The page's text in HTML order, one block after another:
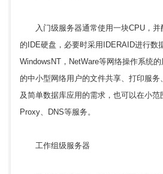
入门级服务器通常使用一块CPU，并
的IDE硬盘，必要时采用IDERAID进行数
WindowsNT，NetWare等网络操作系统
的中小型网络用户的文件共享、打印服务
及简单数据库应用的需求，也可以在小范
Proxy、DNS等服务。
工作组级服务器